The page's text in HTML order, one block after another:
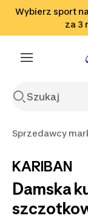
Przejdź do
Wybierz sport
za 3
Sprzedawcy
KARIBAN
Damska